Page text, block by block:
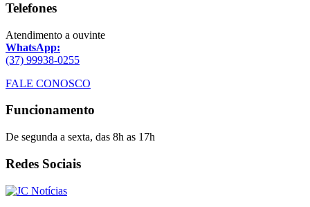
Telefones
Atendimento a ouvinte
WhatsApp:
(37) 99938-0255
FALE CONOSCO
Funcionamento
De segunda a sexta, das 8h as 17h
Redes Sociais